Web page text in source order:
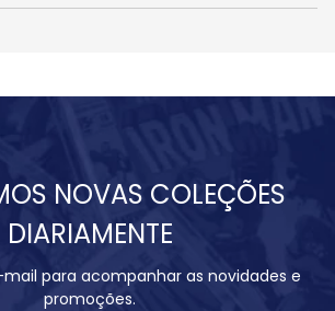
NOVAS COLEÇÕES
DIARIAMENTE
para acompanhar as novidades e
promoções.